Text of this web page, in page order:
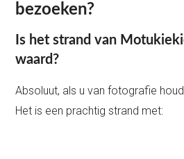
bezoeken?
Is het strand van
waard?
Absoluut, als u van fotografie
Het is een prachtig strand met: